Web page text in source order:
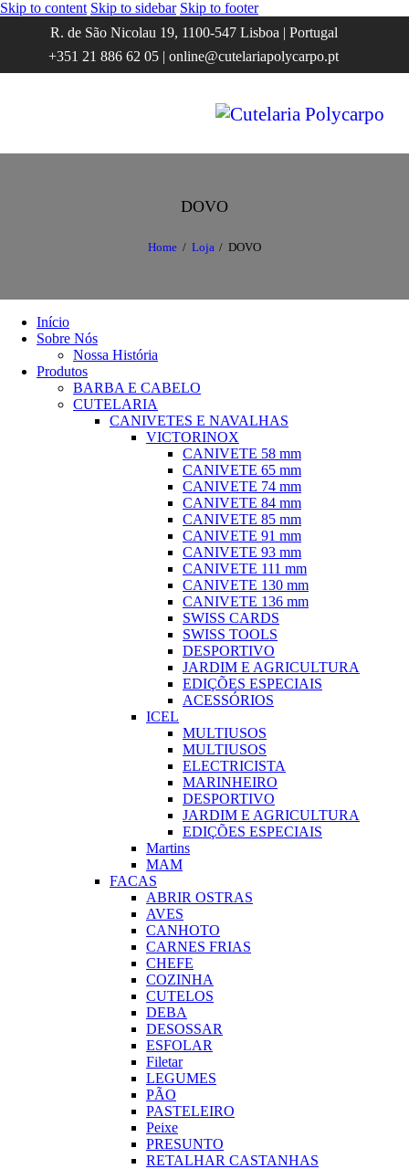
Skip to content Skip to sidebar Skip to footer
R. de São Nicolau 19, 1100-547 Lisboa | Portugal
+351 21 886 62 05 | online@cutelariapolycarpo.pt
DOVO
Home Loja DOVO
Início
Sobre Nós
Nossa História
Produtos
BARBA E CABELO
CUTELARIA
CANIVETES E NAVALHAS
VICTORINOX
CANIVETE 58 mm
CANIVETE 65 mm
CANIVETE 74 mm
CANIVETE 84 mm
CANIVETE 85 mm
CANIVETE 91 mm
CANIVETE 93 mm
CANIVETE 111 mm
CANIVETE 130 mm
CANIVETE 136 mm
SWISS CARDS
SWISS TOOLS
DESPORTIVO
JARDIM E AGRICULTURA
EDIÇÕES ESPECIAIS
ACESSÓRIOS
ICEL
MULTIUSOS
MULTIUSOS
ELECTRICISTA
MARINHEIRO
DESPORTIVO
JARDIM E AGRICULTURA
EDIÇÕES ESPECIAIS
Martins
MAM
FACAS
ABRIR OSTRAS
AVES
CANHOTO
CARNES FRIAS
CHEFE
COZINHA
CUTELOS
DEBA
DESOSSAR
ESFOLAR
Filetar
LEGUMES
PÃO
PASTELEIRO
Peixe
PRESUNTO
RETALHAR CASTANHAS